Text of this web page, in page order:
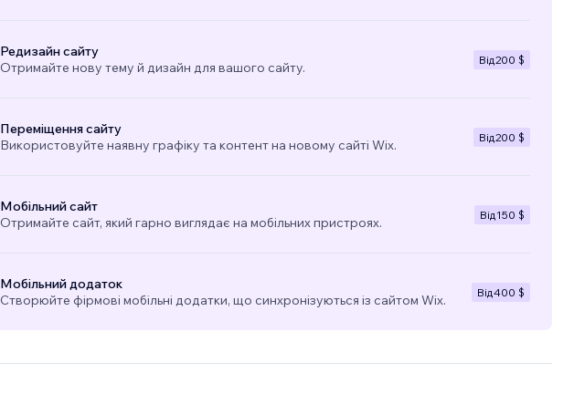
Редизайн сайту
Отримайте нову тему й дизайн для вашого сайту.
Від200 $
Переміщення сайту
Використовуйте наявну графіку та контент на новому сайті Wix.
Від200 $
Мобільний сайт
Отримайте сайт, який гарно виглядає на мобільних пристроях.
Від 150 $
Мобільний додаток
Створюйте фірмові мобільні додатки, що синхронізуються із сайтом Wix.
Від400 $